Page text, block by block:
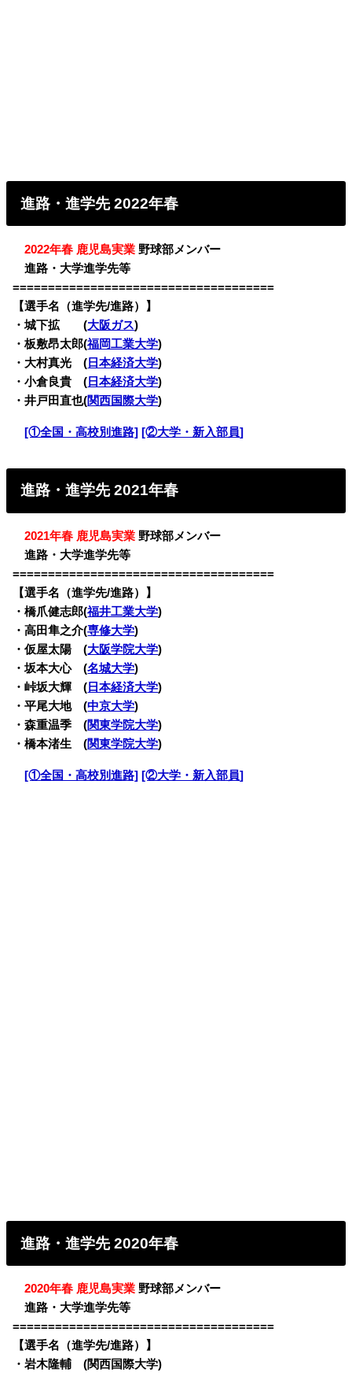
進路・進学先 2022年春
・2022年春 鹿児島実業 野球部メンバー
・進路・大学進学先等
=====================================
【選手名（進学先/進路）】
・城下拡 (大阪ガス)
・板敷昂太郎(福岡工業大学)
・大村真光 ( 日本経済大学)
・小倉良貴 ( 日本経済大学)
・井戸田直也(関西国際大学)
[①全国・高校別進路] [②大学・新入部員]
進路・進学先 2021年春
・2021年春 鹿児島実業 野球部メンバー
・進路・大学進学先等
=====================================
【選手名（進学先/進路）】
・橋爪健志郎(福井工業大学)
・高田隼之介(専修大学)
・仮屋太陽 (大阪学院大学)
・坂本大心 (名城大学)
・峠坂大輝 ( 日本経済大学)
・平尾大地 (中京大学)
・森重温季 (関東学院大学)
・橋本渚生 (関東学院大学)
[①全国・高校別進路] [②大学・新入部員]
進路・進学先 2020年春
・2020年春 鹿児島実業 野球部メンバー
・進路・大学進学先等
=====================================
【選手名（進学先/進路）】
・岩木隆輔 (関西国際大学)